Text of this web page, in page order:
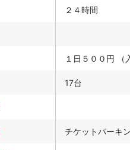
２４時間
１日５００円 （
17台
チケットパーキ